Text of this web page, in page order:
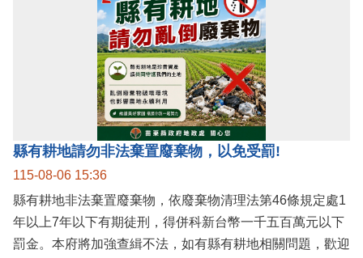
縣有耕地請勿非法棄置廢棄物，以免受罰!
115-08-06 15:36
縣有耕地非法棄置廢棄物，依廢棄物清理法第46條規定處1
年以上7年以下有期徒刑，得併科新台幣一千五百萬元以下
罰金。本府將加強查緝不法，如有縣有耕地相關問題，歡迎